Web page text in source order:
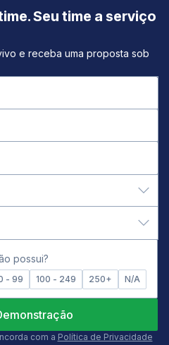
Seu time a serviço
e receba uma proposta sob
possui?
- 99 100 - 249 250+ N/A
com a Política de Privacidade